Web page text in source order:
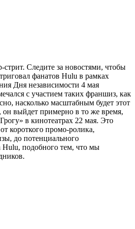
Следите за новостями, чтобы
фанатов Hulu в рамках
Дня независимости 4 мая
с участием таких франшиз, как
насколько масштабным будет этот
он выйдет примерно в то же время,
в кинотеатрах 22 мая. Это
короткого промо-ролика,
до потенциального
Hulu, подобного тем, что мы